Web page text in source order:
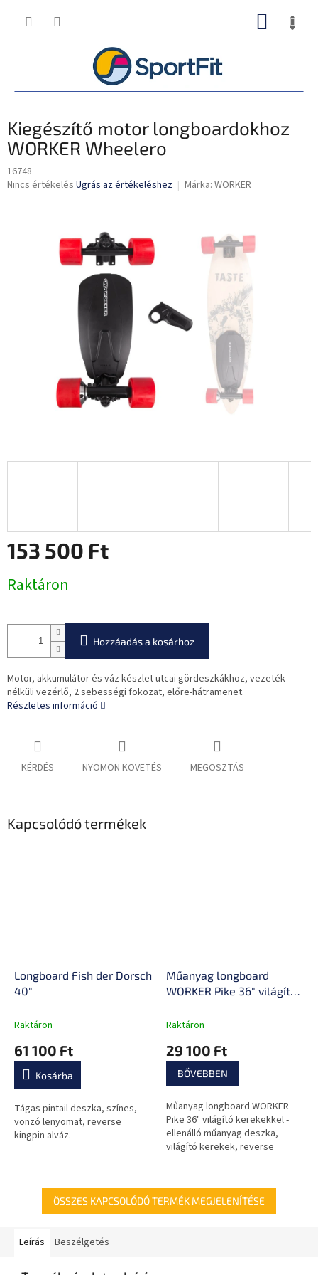
KOSÁR
Kiegészítő motor longboardokhoz
WORKER Wheelero
16748
A
Nincs értékelés Ugrás az értékeléshez Márka: WORKER
153 500 Ft
Raktáron
Hozzáadás a kosárhoz
Motor, akkumulátor és váz készlet utcai gördeszkákhoz, vezeték
nélküli vezérlő, 2 sebességi fokozat, előre-hátramenet.
Részletes információ
KÉRDÉS NYOMON KÖVETÉS MEGOSZTÁS
Kapcsolódó termékek
Longboard Fish der Dorsch
40"
Raktáron
61 100 Ft
Kosárba
Tágas pintail deszka, színes,
vonzó lenyomat, reverse
kingpin alváz.
Műanyag longboard
WORKER Pike 36" világító
Raktáron
29 100 Ft
BŐVEBBEN
Műanyag longboard WORKER
Pike 36" világító kerekekkel -
ellenálló műanyag deszka,
világító kerekek, reverse
ÖSSZES KAPCSOLÓDÓ TERMÉK MEGJELENÍTÉSE
Leírás Beszélgetés